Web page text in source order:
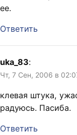
ее.
Ответить
uka_83:
Чт, 7 Сен, 2006 в
клевая штука,
радуюсь. Пасиба.
Ответить